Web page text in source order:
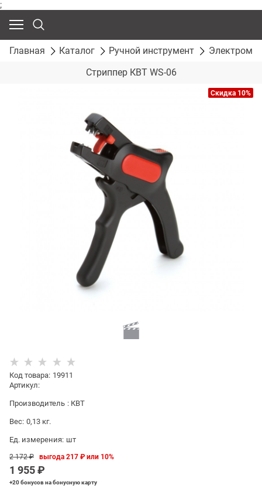
;
Главная Каталог Ручной инструмент
Стриппер КВТ WS-06
Скидка 10%
Код товара: 19911
Артикул:
Производитель : КВТ
Вес: 0,13 кг.
Ед. измерения: шт
2 172 ₽
1 955 ₽
выгода217 ₽ или 10%
+20 бонусовна бонусную карту